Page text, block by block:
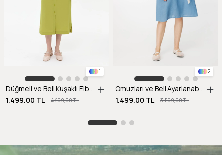
1
1.499,00 TL
4.299,00 TL
2
1.499,00 TL
3.599,00 TL